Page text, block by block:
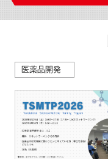
医薬品開発